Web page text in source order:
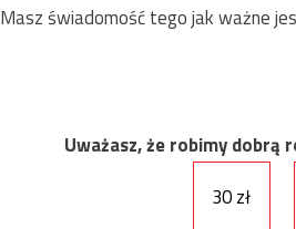
Masz świadomość tego jak ważne
Uważasz, że robimy dobrą
30 zł